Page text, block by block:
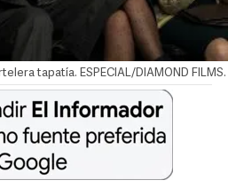
tapatía. ESPECIAL/DIAMOND FILMS.